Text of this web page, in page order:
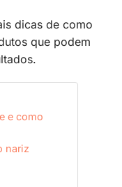
dicas de como
que podem
e como
nariz